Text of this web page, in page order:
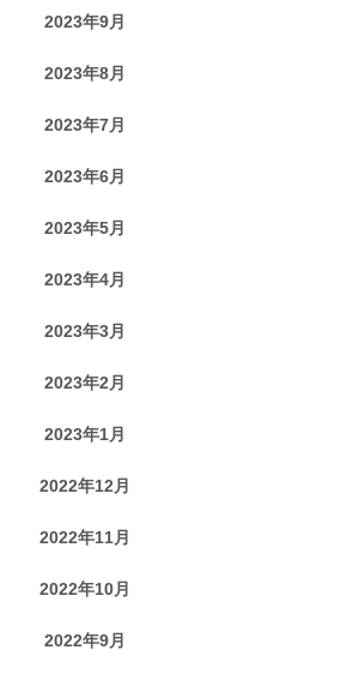
2023年9月
2023年8月
2023年7月
2023年6月
2023年5月
2023年4月
2023年3月
2023年2月
2023年1月
2022年12月
2022年11月
2022年10月
2022年9月